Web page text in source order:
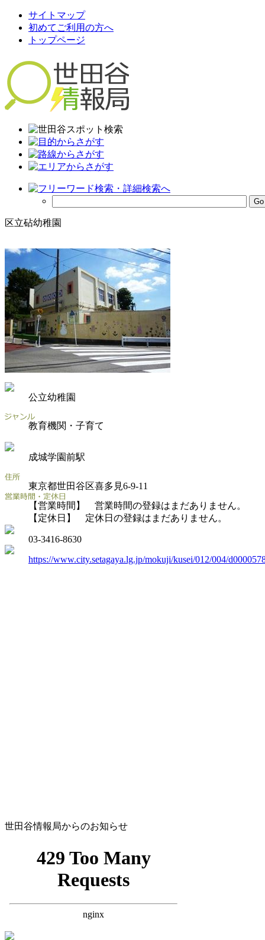
サイトマップ
初めてご利用の方へ
トップページ
区立砧幼稚園
公立幼稚園
教育機関・子育て
成城学園前駅
東京都世田谷区喜多見6-9-11
【営業時間】 営業時間の登録はまだありません。
【定休日】 定休日の登録はまだありません。
03-3416-8630
https://www.city.setagaya.lg.jp/mokuji/kusei/012/004/
世田谷情報局からのお知らせ